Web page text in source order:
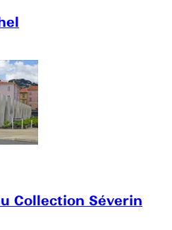
Collection Séverin